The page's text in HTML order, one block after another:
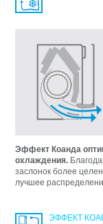
Эффект Коанда
охлаждения.
заслонок более
лучшее
ЭФФЕКТ